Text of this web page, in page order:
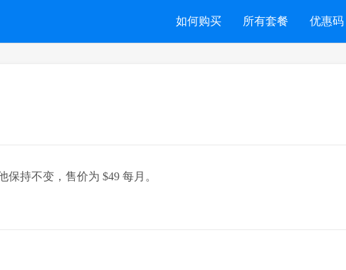
如何购买 所有套餐 优惠码
保持不变，售价为 $49 每月。